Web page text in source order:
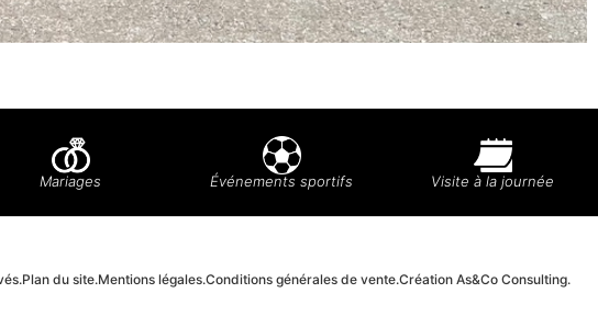
Mariages Événements sportifs Visite à la journée
Plan du site.Mentions légales.Conditions générales de vente.Création As&Co Consulting.